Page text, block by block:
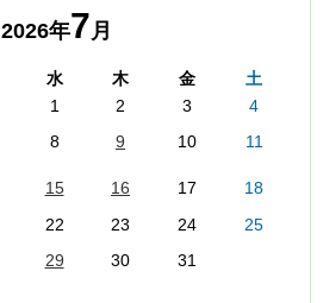
2026年7月
水 木 金
土
1
2 3
4
8 9 10 11
15 16 17
18
22 23 24
25
29 30 31